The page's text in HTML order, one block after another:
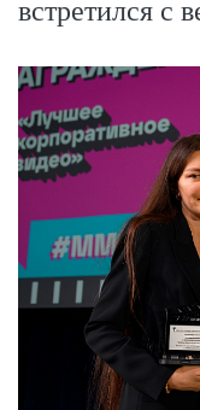
встретился с